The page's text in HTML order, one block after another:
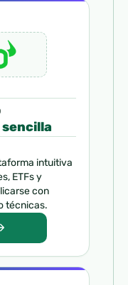
intuitiva
ETFs y
con
técnicas.